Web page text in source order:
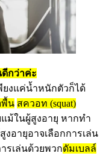
กว่าค่ะ
ยงแค่น้ำหนักตัวก็ได้
พื้น สควอท (squat)
ม้ในผู้สูงอายุ หากทำ
อายุอาจเลือกการเล่น
รเล่นด้วยพวกดัมเบลล์